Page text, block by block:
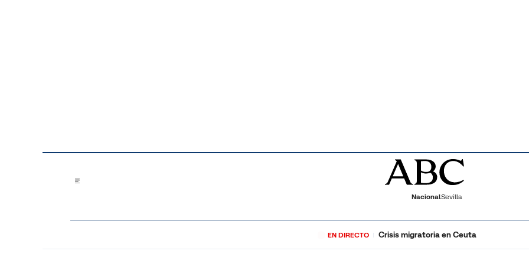
NacionalSevilla
EN DIRECTO Crisis migratoria en Ceuta